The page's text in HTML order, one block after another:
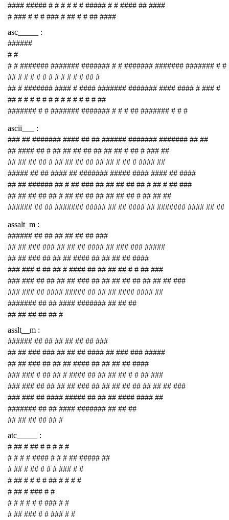
#### ##### # # # # # # ##### # # #### ## ####
# ### # # # ### # ## # # ## ####
asc_____ :
######
# #
# # ####### ####### ####### # # ####### ####### ####### # #
## # # # # # # # # # # # ## #
## # ####### #### # #### ####### ####### #### #### # ### #
## # # # # # # # # # # # # # ##
####### # # ####### ####### # # # ## ####### # # #
ascii___ :
### ## ####### #### ## ## ###### ####### ####### ## ##
## #### ## # ## ## ## ## ## ## ## # ## # ### ##
## ## ## ## # ## ## ## ## ## ## # ## # #### ##
##### ## ## #### ## ####### ##### #### #### ## ####
## ## ###### ## # ## ### ## ## ## ## ## # ## # ## ###
## ## ## ## ## # ## ## ## ## ## ## ## # ## ## ##
###### ## ## ####### ##### ## ## #### ## ####### #### ## ##
assalt_m :
###### ## ## ## ## ## ## ###
## ## ### ### ## ## ## #### ## ### ### #####
## ## ### ## ## ## #### ## ## ## ## ####
### ### # ## ## # #### ## ## ## ## # # ## ###
### ### ## ## ## ## ### ## ## ## ## ## ## ## ## ###
### ### ## #### ##### ## ## ## #### #### ##
####### ## ## #### ####### ## ## ##
## ## ## ## ## #
asslt__m :
###### ## ## ## ## ## ## ###
## ## ### ### ## ## ## #### ## ### ### #####
## ## ### ## ## ## #### ## ## ## ## ####
### ### # ## ## # #### ## ## ## ## # # ## ###
### ### ## ## ## ## ### ## ## ## ## ## ## ## ## ###
### ### ## #### ##### ## ## ## #### #### ##
####### ## ## #### ####### ## ## ##
## ## ## ## ## #
atc_____ :
# ## # ## # # # # #
# # # # #### # # # ## ##### ##
# ## # ## # # # ### # #
# ## # # # # ## # # # #
# ## # ### # #
# # # # # # ### # #
# ## ### # # ### # #